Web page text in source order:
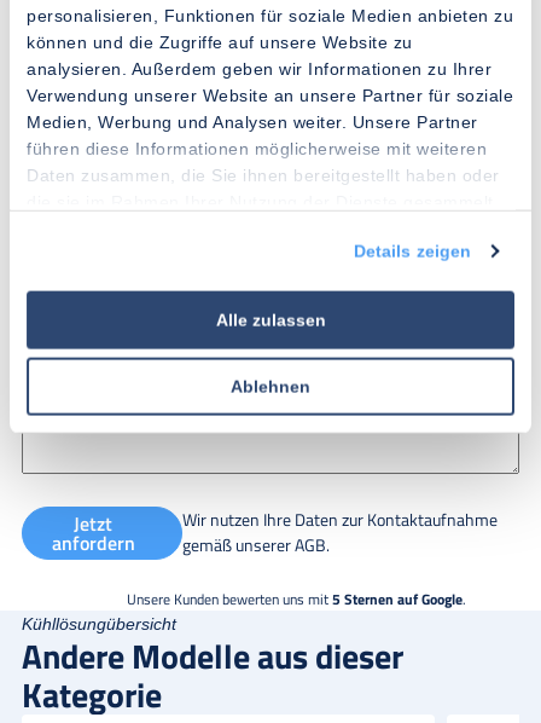
personalisieren, Funktionen für soziale Medien anbieten zu
können und die Zugriffe auf unsere Website zu
analysieren. Außerdem geben wir Informationen zu Ihrer
Verwendung unserer Website an unsere Partner für soziale
Medien, Werbung und Analysen weiter. Unsere Partner
führen diese Informationen möglicherweise mit weiteren
Daten zusammen, die Sie ihnen bereitgestellt haben oder
Details zeigen
Alle zulassen
Ablehnen
Telefonnummer *
+49
Nachricht
Jetzt
anfordern
Wir nutzen Ihre Daten zur Kontaktaufnahme
gemäß unsererAGB.
Unsere Kunden bewerten uns mit5 Sternen auf Google.
Kühllösungübersicht
Andere Modelle aus dieser
Kategorie